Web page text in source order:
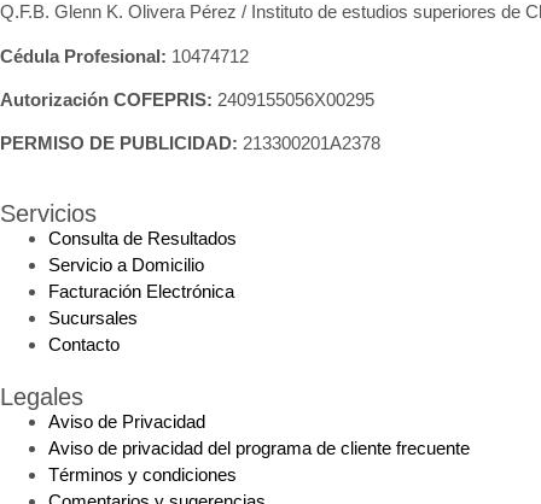
Q.F.B. Glenn K. Olivera Pérez / Instituto de estudios superiores de
Cédula Profesional: 10474712
Autorización COFEPRIS: 2409155056X00295
PERMISO DE PUBLICIDAD: 213300201A2378
Servicios
Consulta de Resultados
Servicio a Domicilio
Facturación Electrónica
Sucursales
Contacto
Legales
Aviso de Privacidad
Aviso de privacidad del programa de cliente frecuente
Términos y condiciones